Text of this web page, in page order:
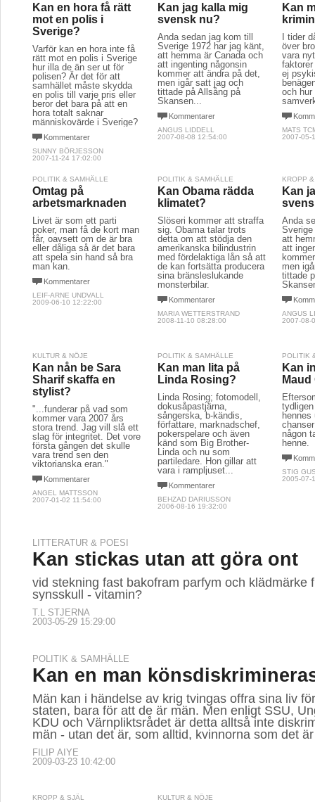
Kan en hora få rätt
mot en polis i
Sverige?
Varför kan en hora inte få
rätt mot en polis i Sverige
hur illa de än ser ut för
polisen? Är det för att
samhället måste skydda
en polis till varje pris eller
beror det bara på att en
hora totalt saknar
människovärde i Sverige?
Kommentarer
SUNNY BÖRJESSON
2007-11-24 17:02:00
Kan jag kalla mig
svensk nu?
Ända sedan jag kom till
Sverige 1972 har jag känt,
att hemma är Canada och
att ingenting någonsin
kommer att ändra på det,
men igår satt jag och
tittade på Allsång på
Skansen...
Kommentarer
ANGUS LIDDELL
2007-08-08 12:54:00
Kan
I tider
över
vara
ej
och hur
MATS
2007-05-
POLITIK & SAMHÄLLE
Omtag på
arbetsmarknaden
Livet är som ett parti
poker, man få de kort man
får, oavsett om de är bra
eller dåliga så är det bara
att spela sin hand så bra
man kan.
Kommentarer
LEIF-ARNE UNDVALL
2009-06-10 12:22:00
POLITIK & SAMHÄLLE
Kan Obama rädda
klimatet?
Slöseri kommer att straffa
sig. Obama talar trots
detta om att stödja den
amerikanska bilindustrin
med fördelaktiga lån så att
de kan fortsätta producera
sina bränsleslukande
monsterbilar.
Kommentarer
MARIA WETTERSTRAND
2008-11-10 08:28:00
KROPP
Kan
Ända
att
att
men
tittade
ANGUS
2007-08-
KULTUR & NÖJE
Kan nån be Sara
Sharif skaffa en
stylist?
"...funderar på vad som
kommer vara 2007 års
stora trend. Jag vill slå ett
slag för integritet. Det vore
första gången det skulle
vara trend sen den
viktorianska eran."
Kommentarer
ANGEL MATTSSON
2007-01-02 11:54:00
POLITIK & SAMHÄLLE
Kan man lita på
Linda Rosing?
Linda Rosing; fotomodell,
dokusåpastjärna,
sångerska, b-kändis,
författare, marknadschef,
pokerspelare och även
känd som Big Brother-
Linda och nu som
partiledare. Hon gillar att
vara i rampljuset...
Kommentarer
BEHZAD DARIUSSON
2006-08-16 19:32:00
POLITIK
Kan
hennes
någon
henne.
STIG
2005-07-
LITTERATUR & POESI
Kan stickas utan att göra ont
vid stekning fast bakofram parfym och klädmärke
synsskull - vitamin?
T.L STJERNA
2003-05-29 15:29:00
POLITIK & SAMHÄLLE
Kan en man
Män kan i händelse av krig tvingas offra sina liv
staten, bara för att de är män. Men enligt SSU,
KDU och Värnpliktsrådet är detta alltså inte
män - utan det är, som alltid, kvinnorna som det
FILIP AIYE
2009-03-23 10:42:00
KROPP & SJÄL KULTUR & NÖJE